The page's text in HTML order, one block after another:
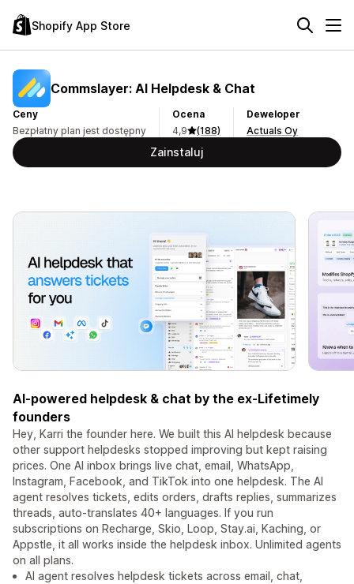
Shopify App Store
Commslayer: AI Helpdesk & Chat
Ceny
Bezpłatny plan jest dostępny
Ocena
4,9
(188)
Deweloper
Actuals Oy
Zainstaluj
AI-powered helpdesk & chat by the ex-Lifetimely
founders
Hey, Karri the founder here. We built this AI helpdesk because
other support helpdesks stopped improving but kept raising
prices. One AI inbox brings live chat, email, WhatsApp,
Instagram, Facebook, and TikTok into one helpdesk. The AI
agent resolves tickets, edits orders, drafts replies, summarizes
threads, auto-translates 40+ languages. If you run
subscriptions on Recharge, Skio, Loop, Stay.ai, Kaching, or
Appstle, it all works inside the helpdesk inbox. Unlimited agents
on all plans.
AI agent resolves helpdesk tickets across email, chat,